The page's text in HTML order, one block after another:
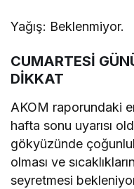
Yağış: Beklenmiyor.
CUMARTESİ
DİKKAT
AKOM raporundaki
hafta sonu uyarısı
gökyüzünde
olması ve
seyretmesi